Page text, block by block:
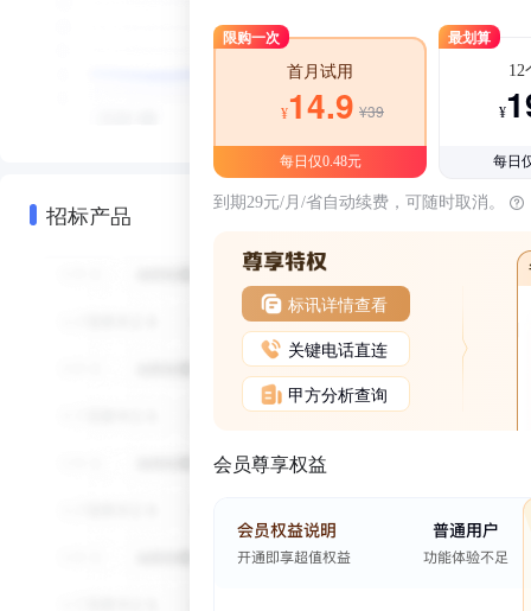
招标产品
限购一次
首月试用
¥14.9 ¥39
每日仅0.48元
最划算
12
¥
每日
到期29元/月/省自动续费，可随时取消。
标讯详情查看
关键电话直连
甲方分析查询
会员尊享权益